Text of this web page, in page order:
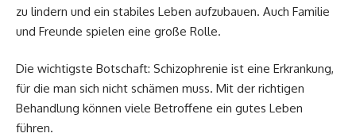
zu lindern und ein stabiles Leben aufzubauen. Auch Familie
und Freunde spielen eine große Rolle.
Die wichtigste Botschaft: Schizophrenie ist eine Erkrankung,
für die man sich nicht schämen muss. Mit der richtigen
Behandlung können viele Betroffene ein gutes Leben
führen.